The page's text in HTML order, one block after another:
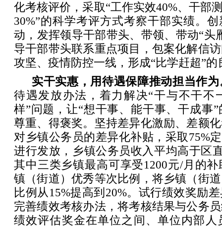
化考核评价，采取“工作实效40%、干部
30%”的科学考评方式考察干部实绩。
动，发挥领导干部带头、带领、带动“头
导干部带头联系重点项目，包案化解信
攻坚、疫情防控一线，形成“比学赶超”的
实干实惠，用待遇保障推动担当作为
待遇发放办法，着力解决“干与不干不
样”问题，让“想干事、能干事、干成事
尊重、得褒奖。坚持差异化激励、差额
对乡镇公务员的差异化补贴，采取75%
进行发放，乡镇公务员收入平均高于区
其中三类乡镇最高可享受1200元/月的
镇（街道）优秀等次比例，将乡镇（街
比例从15%提高到20%。试行绩效奖励
完善绩效考核办法，将考核结果与公务
绩效评估奖金在单位之间、单位内部人